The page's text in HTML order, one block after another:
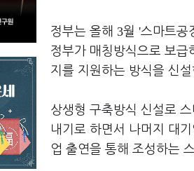
정부는 올해 3월 '스마트공
정부가 매칭방식으로 보급
지를 지원하는 방식을 신
상생형 구축방식 신설로
내기로 하면서 나머지 대
업 출연을 통해 조성하는